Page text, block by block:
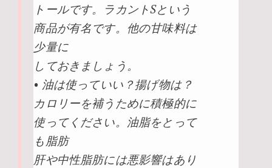
トールです。ラカントSという
商品が有名です。他の甘味料は
少量に
しておきましょう。
• 油は使っていい？揚げ物は？
カロリーを補うために積極的に
使ってください。油脂をとって
も脂肪
肝や中性脂肪には悪影響はあり